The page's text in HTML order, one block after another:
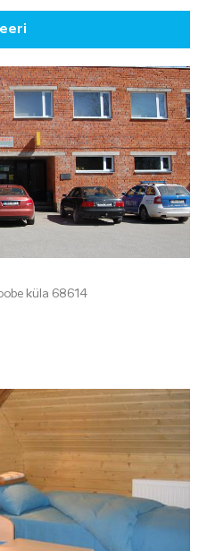
küla 68614